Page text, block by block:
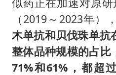
（2019～2023年），
木单抗和贝伐珠单抗
整体品种规模的占比
71%和61%，都超